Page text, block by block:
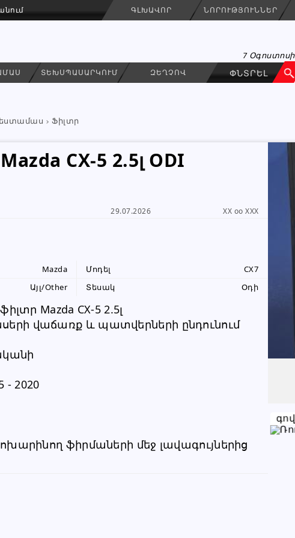
ԳԼԽԱՎՈՐ ՆՈՐՈՒԹՅՈՒՆՆԵՐ
7
ՏԵԽՍՊԱՍԱՐԿՈՒՄ ԶԵՂՉՈՎ
Ֆիլտր
CX-5 2.5լ ODI
29.07.2026 XX oo XXX
Mazda Մոդել
CX7
Այլ/Other Տեսակ Օդի
Mazda CX-5 2.5լ
վաճառք և պատվերների ընդունում
- 2020
ֆիրմաների մեջ լավագույներից
ԳՐԵԼ ՆԱՄԱԿ